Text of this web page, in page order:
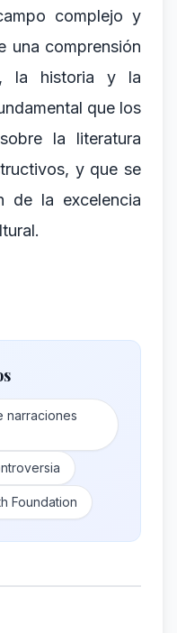
complejo y
una comprensión
la historia y la
que los
la literatura
y que se
de la excelencia
narraciones
Foundation